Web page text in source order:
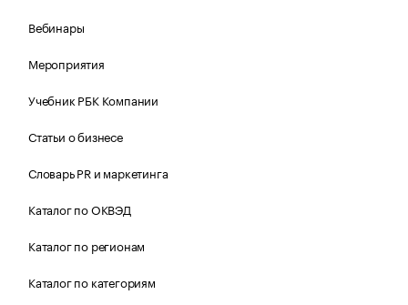
Вебинары
Мероприятия
Учебник РБК Компании
Статьи о бизнесе
Словарь PR и маркетинга
Каталог по ОКВЭД
Каталог по регионам
Каталог по категориям